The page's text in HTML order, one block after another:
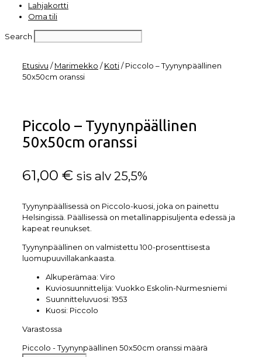
Lahjakortti
Oma tili
Search
Etusivu /Marimekko /Koti/ Piccolo – Tyynynpäällinen
50x50cm oranssi
Piccolo – Tyynynpäällinen
50x50cm oranssi
61,00 € sis alv 25,5%
Tyynynpäällisessä on Piccolo-kuosi, joka on painettu
Helsingissä. Päällisessä on metallinappisuljenta edessä ja
kapeat reunukset.
Tyynynpäällinen on valmistettu 100-prosenttisesta
luomupuuvillakankaasta.
Alkuperämaa: Viro
Kuviosuunnittelija: Vuokko Eskolin-Nurmesniemi
Suunnitteluvuosi: 1953
Kuosi: Piccolo
Varastossa
Piccolo - Tyynynpäällinen 50x50cm oranssi määrä